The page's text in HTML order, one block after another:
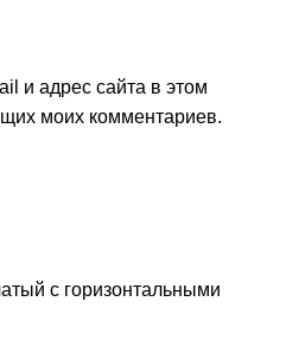
и адрес сайта в этом
моих комментариев.